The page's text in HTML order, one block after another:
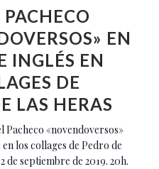
EN
INGLÉS EN
DE
LAS HERAS
Pacheco «novendoversos»
los collages de Pedro de
de septiembre de 2019. 20h.